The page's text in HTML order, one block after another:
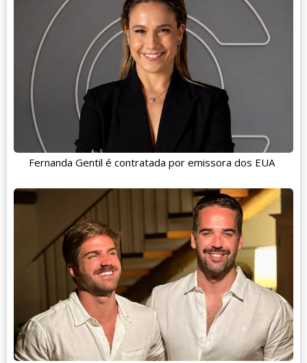
Fernanda Gentil é contratada por emissora dos EUA